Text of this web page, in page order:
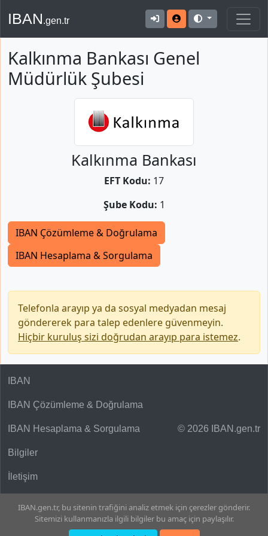
IBAN.gen.tr
Kalkınma Bankası Genel
Müdürlük Şubesi
Kalkınma Bankası
EFT Kodu: 17
Şube Kodu: 1
IBAN Çözümleme & Doğrulama
IBAN Hesaplama & Sorgulama
Telefonla arayıp ya da sosyal medyadan mesaj
göndererek para talep edenlere güvenmeyin.
Hiçbir kuruluş sizi doğrudan arayıp para istemez.
© 2026 IBAN.gen.tr
IBAN
IBAN Çözümleme & Doğrulama
IBAN Hesaplama & Sorgulama
Bilgiler
İletişim
IBAN.gen.tr, bu sitenin trafiğini analiz etmek için çerezler gönderir.
Sitemizi kullanmanızla ilgili bilgiler bu amaç için paylaşılır.